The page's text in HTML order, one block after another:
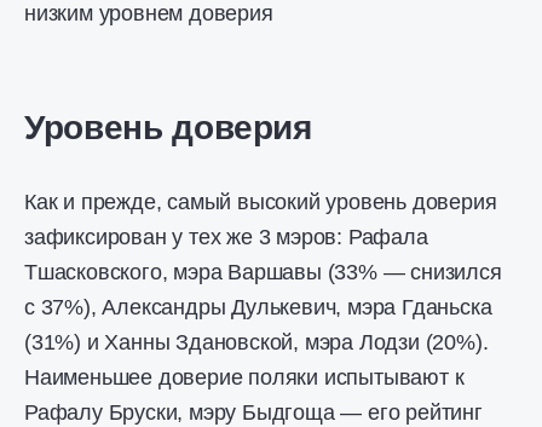
низким уровнем доверия
Уровень доверия
Как и прежде, самый высокий уровень доверия
зафиксирован у тех же 3 мэров: Рафала
Тшасковского, мэра Варшавы (33% — снизился
с 37%), Александры Дулькевич, мэра Гданьска
(31%) и Ханны Здановской, мэра Лодзи (20%).
Наименьшее доверие поляки испытывают к
Рафалу Бруски, мэру Быдгоща — его рейтинг